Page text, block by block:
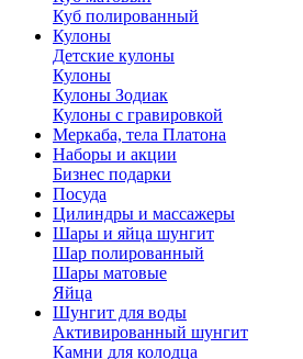
Куб полированный
Кулоны
Детские кулоны
Кулоны
Кулоны Зодиак
Кулоны с гравировкой
Меркаба, тела Платона
Наборы и акции
Бизнес подарки
Посуда
Цилиндры и массажеры
Шары и яйца шунгит
Шар полированный
Шары матовые
Яйца
Шунгит для воды
Активированный шунгит
Камни для колодца